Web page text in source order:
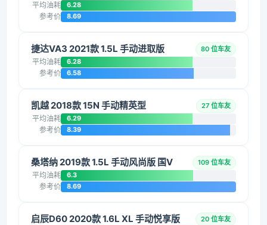
平均油耗 6.28
参考价 8.69
捷达VA3 2021款 1.5L 手动进取版 80 位车友
平均油耗 6.28
参考价 6.58
凯越 2018款 15N 手动精英型 27 位车友
平均油耗 6.29
参考价 8.39
桑塔纳 2019款 1.5L 手动风尚版 国V 109 位车友
平均油耗 6.3
参考价 8.69
启辰D60 2020款 1.6L XL 手动悦享版 20 位车友